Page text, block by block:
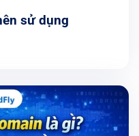
sử dụng